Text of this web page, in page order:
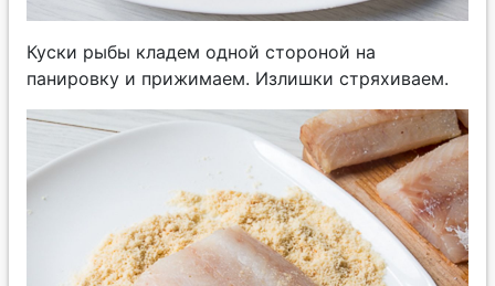
Куски рыбы кладем одной стороной на
панировку и прижимаем. Излишки стряхиваем.